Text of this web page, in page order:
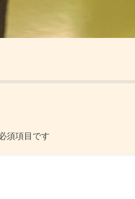
須項目です